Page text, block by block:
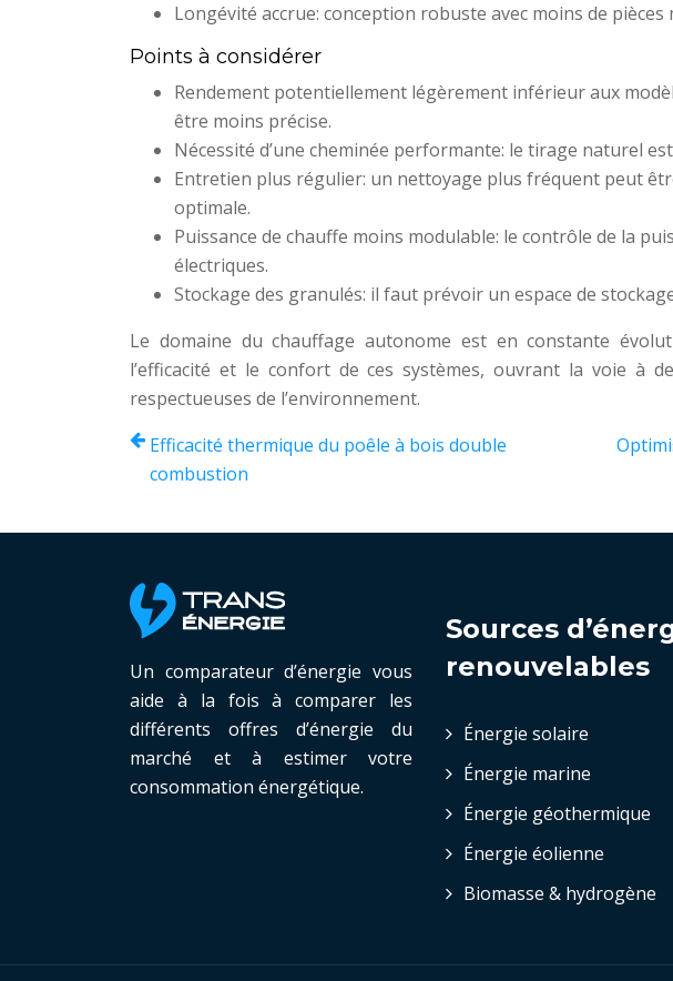
Longévité accrue: conception robuste avec moins de pièces
Points à considérer
Rendement potentiellement légèrement inférieur aux
être moins précise.
Nécessité d’une cheminée performante: le tirage naturel
Entretien plus régulier: un nettoyage plus fréquent peut
optimale.
Puissance de chauffe moins modulable: le contrôle de la
électriques.
Stockage des granulés: il faut prévoir un espace de
Le domaine du chauffage autonome est en constante
l’efficacité et le confort de ces systèmes, ouvrant la voie à
respectueuses de l’environnement.
Efficacité thermique du poêle à bois double
combustion
Un comparateur d’énergie vous
aide à la fois à comparer les
différents offres d’énergie du
marché et à estimer votre
consommation énergétique.
Sources
renouvelables
Énergie solaire
Énergie marine
Énergie géothermique
Énergie éolienne
Biomasse & hydrogène